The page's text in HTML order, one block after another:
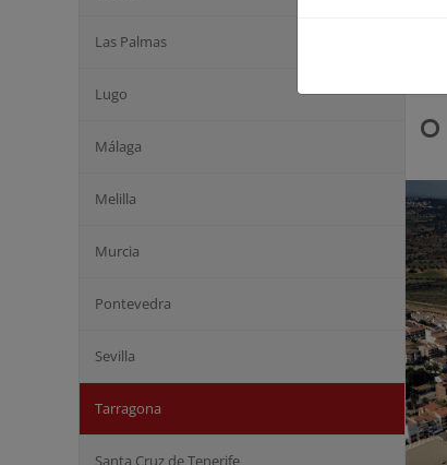
Las Palmas
Lugo
Málaga
Melilla
Murcia
Pontevedra
Sevilla
Tarragona
Santa Cruz de Tenerife